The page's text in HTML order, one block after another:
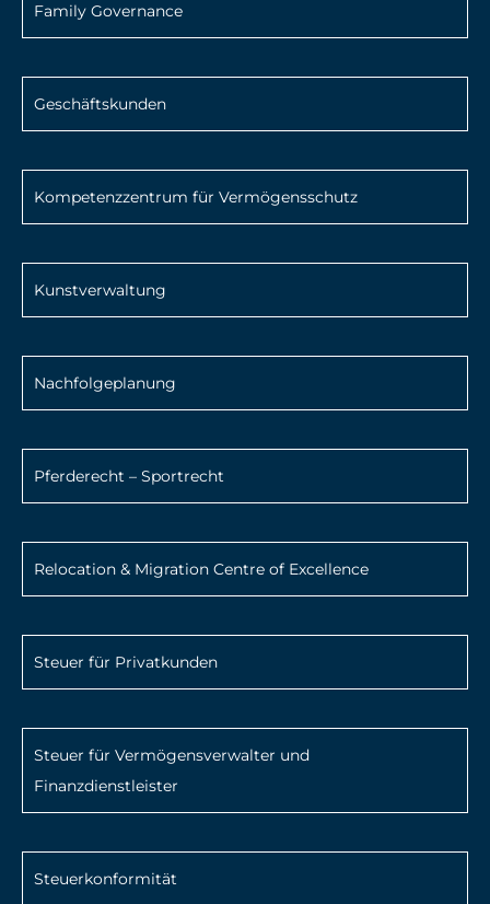
Family Governance
Geschäftskunden
Kompetenzzentrum für Vermögensschutz
Kunstverwaltung
Nachfolgeplanung
Pferderecht – Sportrecht
Relocation & Migration Centre of Excellence
Steuer für Privatkunden
Steuer für Vermögensverwalter und
Finanzdienstleister
Steuerkonformität